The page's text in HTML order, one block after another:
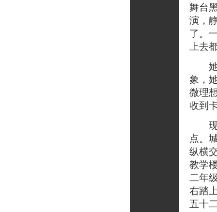
舞台
演，
了。
上去
她
象，
微理
收到
现
点。
纵横
教学
二年
右踏
五十